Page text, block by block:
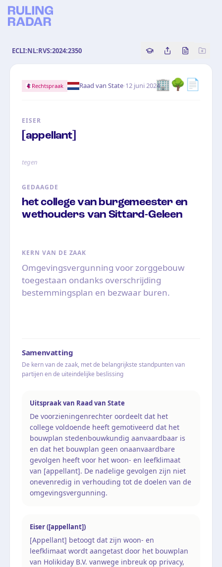
ECLI:NL:RVS:2024:2350 Copy source
Share this
Bekijk
🏢🌳📄
Rechtspraak Raad van State·12 juni 2024
EISER
[appellant]
tegen
GEDAAGDE
het college van burgemeester en
wethouders van Sittard-Geleen
KERN VAN DE ZAAK
Omgevingsvergunning voor zorggebouw
toegestaan ondanks overschrijding
bestemmingsplan en bezwaar buren.
Samenvatting
De kern van de zaak, met de belangrijkste standpunten van
partijen en de uiteindelijke beslissing
Uitspraak van Raad van State
De voorzieningenrechter oordeelt dat het
college voldoende heeft gemotiveerd dat het
bouwplan stedenbouwkundig aanvaardbaar is
en dat het bouwplan geen onaanvaardbare
gevolgen heeft voor het woon- en leefklimaat
van [appellant]. De nadelige gevolgen zijn niet
onevenredig in verhouding tot de doelen van de
omgevingsvergunning.
Eiser ([appellant])
[Appellant] betoogt dat zijn woon- en
leefklimaat wordt aangetast door het bouwplan
van Holikiday B.V. vanwege inbreuk op privacy,